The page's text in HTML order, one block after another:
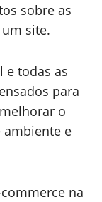
sobre as
site.
e todas as
para
o
ambiente e
na